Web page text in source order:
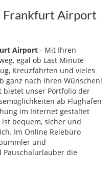
Frankfurt Airport
Airport - Mit Ihren
egal ob Last Minute
Kreuzfahrten und vieles
ganz nach Ihren Wünschen!
bietet unser Portfolio der
ab Flughafen
im Internet gestaltet
bequem, sicher und
Im Online Reiebüro
und
Pauschalurlauber die